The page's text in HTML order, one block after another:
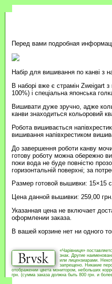
Перед вами подробная
Набір для вишивання по канві з
В наборі вже є страмін Zweigart
100%) і спеціальна японська
Вишивати дуже зручно, адже
канви знаходиться кольоровий
Робота вишивається
вишивання напівхрестиком
До завершення роботи канву
готову роботу можна обережно
поки вода не буде повністю
горизонтальній поверхні; за
Размер готовой вышивки: 15×15
Цена данной вышивки: 259,00
Указанная цена не включает
оформлении заказа.
В вашей корзине нет ни одного
«Чарівниця»
знак. Другие
или лицензиарами.
запрещено. Никакие
отображении цвета монитором, небольших
грн. (сумма заказа должна быть 800 грн. и